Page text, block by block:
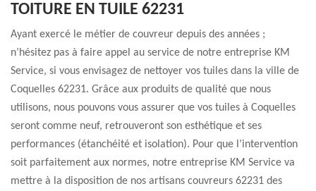
TOITURE EN TUILE 62231
Ayant exercé le métier de couvreur depuis des années ;
n’hésitez pas à faire appel au service de notre entreprise KM
Service, si vous envisagez de nettoyer vos tuiles dans la ville de
Coquelles 62231. Grâce aux produits de qualité que nous
utilisons, nous pouvons vous assurer que vos tuiles à Coquelles
seront comme neuf, retrouveront son esthétique et ses
performances (étanchéité et isolation). Pour que l’intervention
soit parfaitement aux normes, notre entreprise KM Service va
mettre à la disposition de nos artisans couvreurs 62231 des